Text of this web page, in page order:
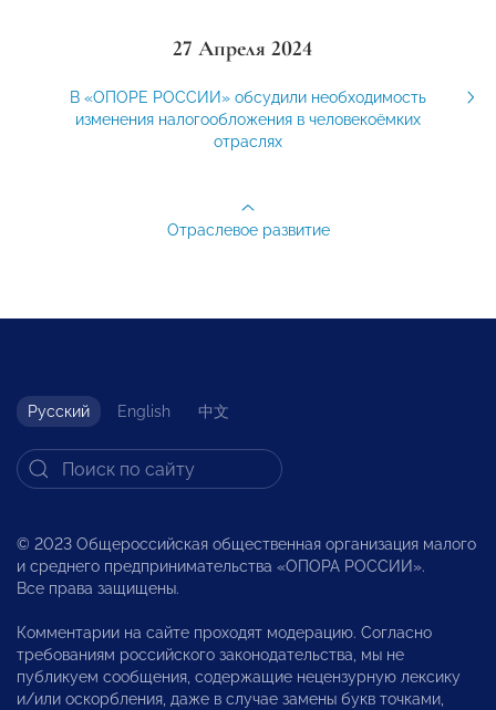
27 Апреля 2024
В «ОПОРЕ РОССИИ» обсудили необходимость
изменения налогообложения в человекоёмких
отраслях
Отраслевое развитие
Русский English 中文
© 2023 Общероссийская общественная организация малого
и среднего предпринимательства «ОПОРА РОССИИ».
Все права защищены.
Комментарии на сайте проходят модерацию. Согласно
требованиям российского законодательства, мы не
публикуем сообщения, содержащие нецензурную лексику
и/или оскорбления, даже в случае замены букв точками,